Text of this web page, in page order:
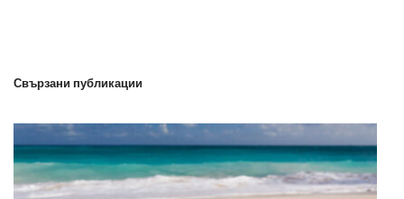
Свързани публикации